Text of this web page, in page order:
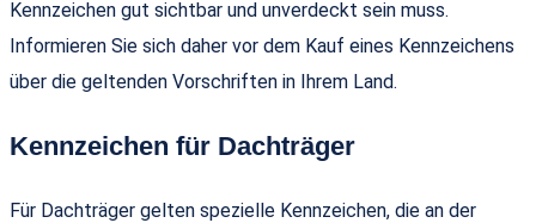
Kennzeichen gut sichtbar und unverdeckt sein muss.
Informieren Sie sich daher vor dem Kauf eines Kennzeichens
über die geltenden Vorschriften in Ihrem Land.
Kennzeichen für Dachträger
Für Dachträger gelten spezielle Kennzeichen, die an der